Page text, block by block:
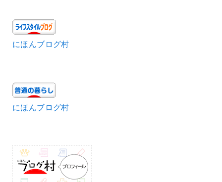
にほんブログ村
にほんブログ村